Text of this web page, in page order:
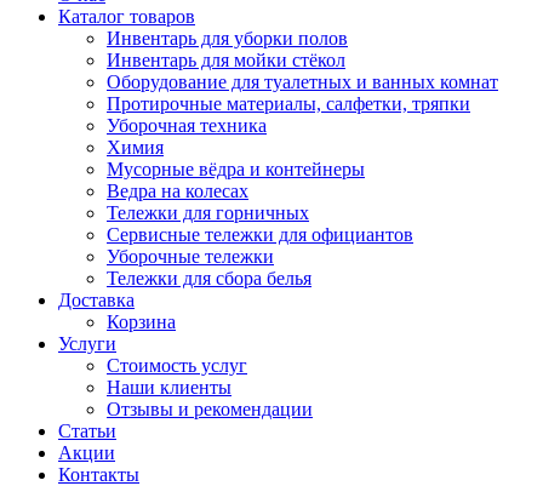
Каталог товаров
Инвентарь для уборки полов
Инвентарь для мойки стёкол
Оборудование для туалетных и ванных комнат
Протирочные материалы, салфетки, тряпки
Уборочная техника
Химия
Мусорные вёдра и контейнеры
Ведра на колесах
Тележки для горничных
Сервисные тележки для официантов
Уборочные тележки
Тележки для сбора белья
Доставка
Корзина
Услуги
Стоимость услуг
Наши клиенты
Отзывы и рекомендации
Статьи
Акции
Контакты